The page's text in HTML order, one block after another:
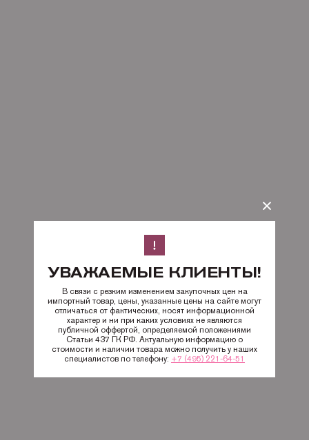
УВАЖАЕМЫЕ КЛИЕНТЫ!
В связи с резким изменением закупочных цен на
импортный товар, цены, указанные цены на сайте могут
отличаться от фактических, носят информационной
характер и ни при каких условиях не являются
публичной оффертой, определяемой положениями
Статьи 437 ГК РФ. Актуальную информацию о
стоимости и наличии товара можно получить у наших
специалистов по телефону: +7 (495) 221-64-51